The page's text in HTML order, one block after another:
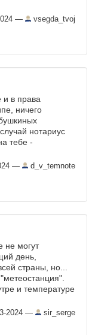
— vsegda_tvoj
в права
ничего
нотариус
тебе -
— d_v_temnote
не могут
день,
страны, но...
и температуре
2024 — sir_serge